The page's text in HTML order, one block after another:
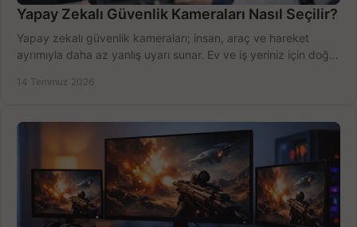
Yapay Zekalı Güvenlik Kameraları Nasıl Seçilir?
Yapay zekalı güvenlik kameraları; insan, araç ve hareket
ayrımıyla daha az yanlış uyarı sunar. Ev ve iş yeriniz için doğru
14 Temmuz 2026